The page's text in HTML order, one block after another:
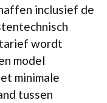
inclusief de
wordt
model
minimale
tussen